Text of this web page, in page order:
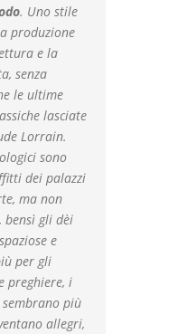
. Uno stile
produzione
e la
senza
le ultime
lasciate
Lorrain.
sono
dei palazzi
ma non
bensì gli dèi
e
per gli
preghiere, i
più
allegri,